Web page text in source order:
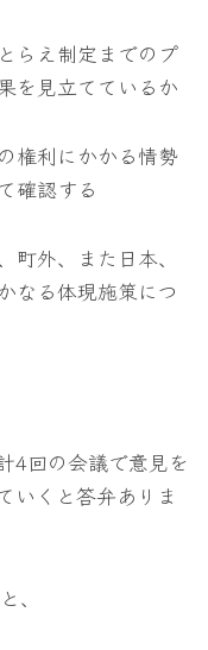
らえ制定までのプ
を見立てているか
権利にかかる情勢
確認する
外、また日本、
なる体現施策につ
回の会議で意見を
いくと答弁ありま
、